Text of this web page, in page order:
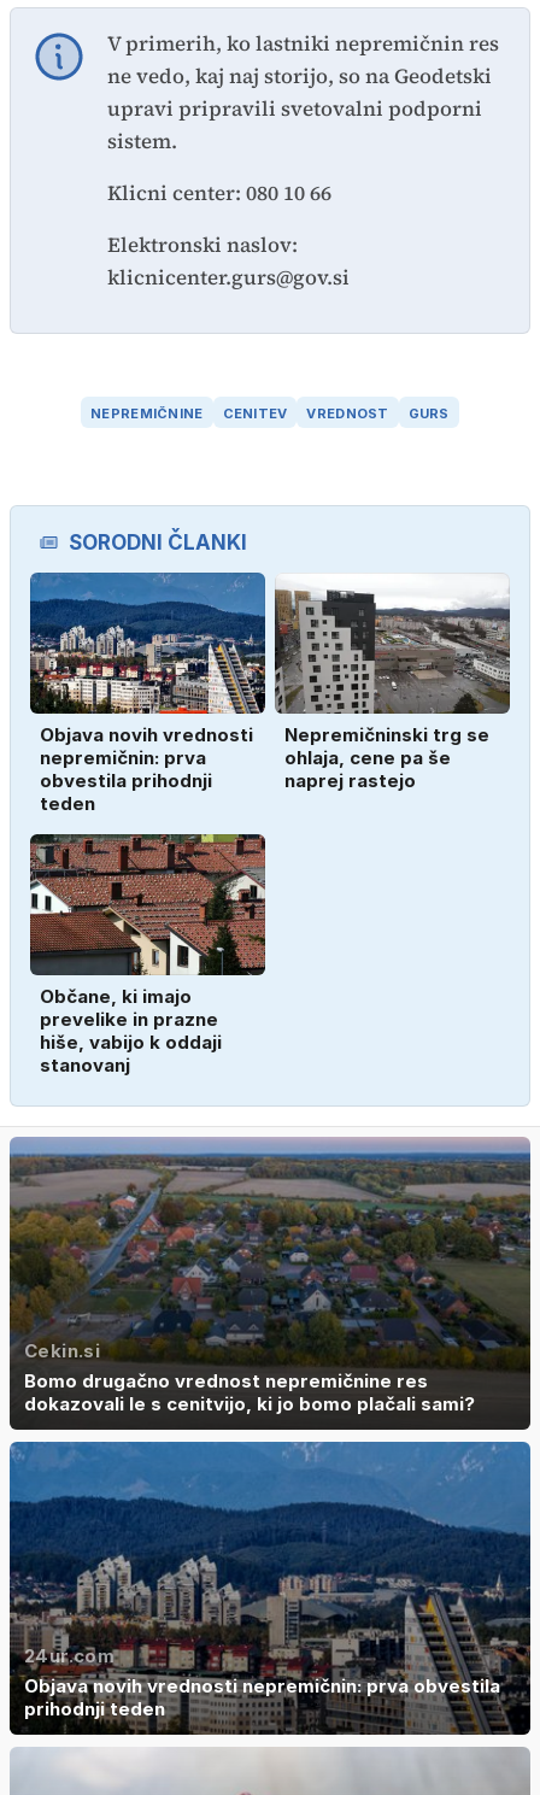
V primerih, ko lastniki nepremičnin res
ne vedo, kaj naj storijo, so na Geodetski
upravi pripravili svetovalni podporni
sistem.
Klicni center: 080 10 66
Elektronski naslov:
klicnicenter.gurs@gov.si
NEPREMIČNINE CENITEV VREDNOST GURS
SORODNI ČLANKI
Objava novih vrednosti
nepremičnin: prva
obvestila prihodnji
teden
Nepremičninski trg se
ohlaja, cene pa še
naprej rastejo
Občane, ki imajo
prevelike in prazne
hiše, vabijo k oddaji
stanovanj
Cekin.si
Bomo drugačno vrednost nepremičnine res
dokazovali le s cenitvijo, ki jo bomo plačali sami?
24ur.com
Objava novih vrednosti nepremičnin: prva obvestila
prihodnji teden